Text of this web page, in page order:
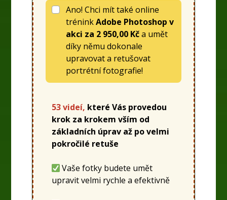
Ano! Chci mít také online
tréninkAdobe Photoshop v
akci za 2 950,00 Kča umět
díky němu dokonale
upravovat a retušovat
portrétní fotografie!
53 videí, které Vás provedou
krok za krokem vším od
základních úprav až po velmi
pokročilé retuše
Vaše fotky budete umět
upravit velmi rychle a efektivně